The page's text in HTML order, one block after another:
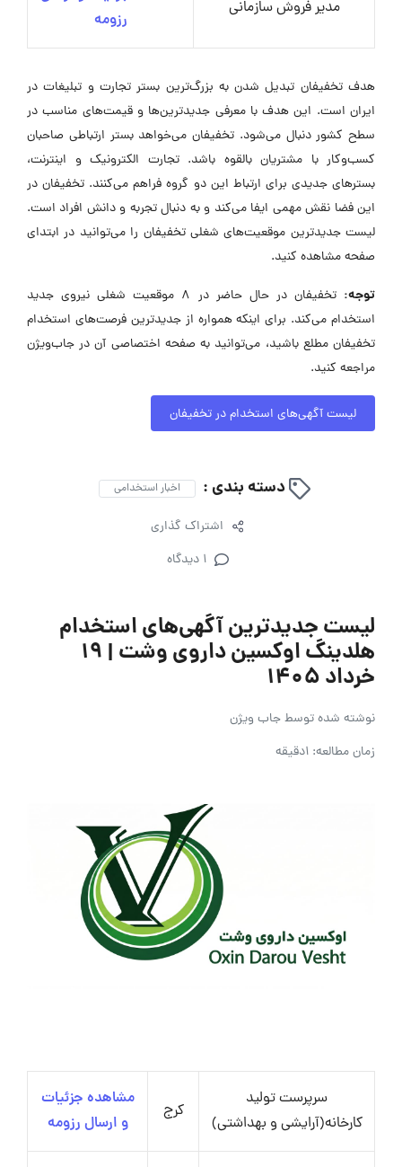
مدیر فروش سازمانی
رزومه
هدف تخفیفان تبدیل شدن به بزرگ‌ترین بستر تجارت و تبلیغات در
ایران است. این هدف با معرفی جدیدترین‌ها و قیمت‌های مناسب در
سطح کشور دنبال می‌شود. تخفیفان می‌خواهد بستر ارتباطی صاحبان
کسب‌وکار با مشتریان بالقوه باشد. تجارت الکترونیک و اینترنت،
بسترهای جدیدی برای ارتباط این دو گروه فراهم می‌کنند. تخفیفان در
این فضا نقش مهمی ایفا می‌کند و به دنبال تجربه و دانش افراد است.
لیست جدیدترین موقعیت‌های شغلی تخفیفان را می‌توانید در ابتدای
صفحه مشاهده کنید.
توجه:
تخفیفان در حال حاضر در ۸ موقعیت شغلی نیروی جدید
استخدام می‌کند. برای اینکه همواره از جدیدترین فرصت‌های استخدام
تخفیفان مطلع باشید، می‌توانید به صفحه اختصاصی آن در جاب‌ویژن
مراجعه کنید.
لیست آگهی‌های استخدام در تخفیفان
دسته بندی : اخبار استخدامی
اشتراک گذاری
1 دیدگاه
لیست جدیدترین آگهی‌های استخدام
هلدینگ اوکسین داروی وشت | ۱۹
خرداد ۱۴۰۵
نوشته شده توسطجاب ویژن
زمان مطالعه: 1دقیقه
سرپرست تولید
کارخانه(آرایشی و بهداشتی)
کرج
مشاهده جزئیات
و ارسال رزومه